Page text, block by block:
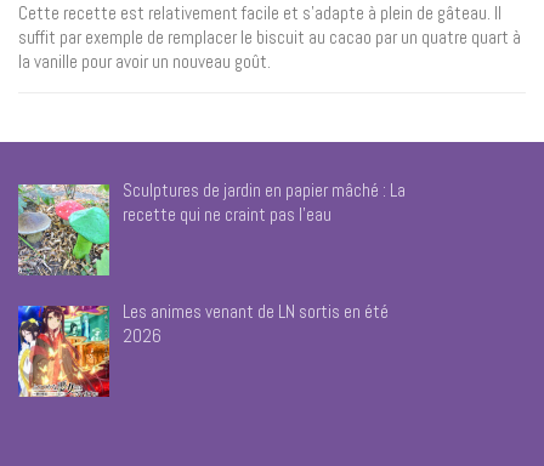
Cette recette est relativement facile et s’adapte à plein de gâteau. Il
suffit par exemple de remplacer le biscuit au cacao par un quatre quart à
la vanille pour avoir un nouveau goût.
Sculptures de jardin en papier mâché : La
recette qui ne craint pas l’eau
Les animes venant de LN sortis en été
2026